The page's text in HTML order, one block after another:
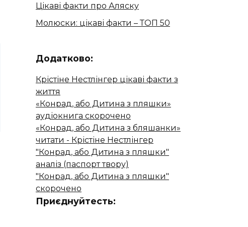
Цікаві факти про Аляску
Молюски: цікаві факти – ТОП 50
Додатково:
Крістіне Нестлінгер цікаві факти з
життя
«Конрад, або Дитина з пляшки»
аудіокнига скорочено
«Конрад, або Дитина з бляшанки»
читати - Крістіне Нестлінгер
"Конрад, або Дитина з пляшки"
аналіз (паспорт твору)
"Конрад, або Дитина з пляшки"
скорочено
Приєднуйтесть: